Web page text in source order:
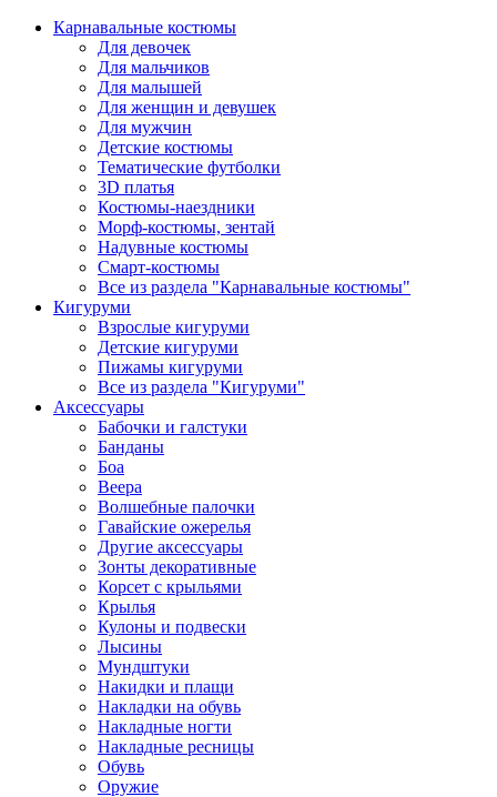
Карнавальные костюмы
Для девочек
Для мальчиков
Для малышей
Для женщин и девушек
Для мужчин
Детские костюмы
Тематические футболки
3D платья
Костюмы-наездники
Морф-костюмы, зентай
Надувные костюмы
Смарт-костюмы
Все из раздела "Карнавальные костюмы"
Кигуруми
Взрослые кигуруми
Детские кигуруми
Пижамы кигуруми
Все из раздела "Кигуруми"
Аксессуары
Бабочки и галстуки
Банданы
Боа
Веера
Волшебные палочки
Гавайские ожерелья
Другие аксессуары
Зонты декоративные
Корсет с крыльями
Крылья
Кулоны и подвески
Лысины
Мундштуки
Накидки и плащи
Накладки на обувь
Накладные ногти
Накладные ресницы
Обувь
Оружие